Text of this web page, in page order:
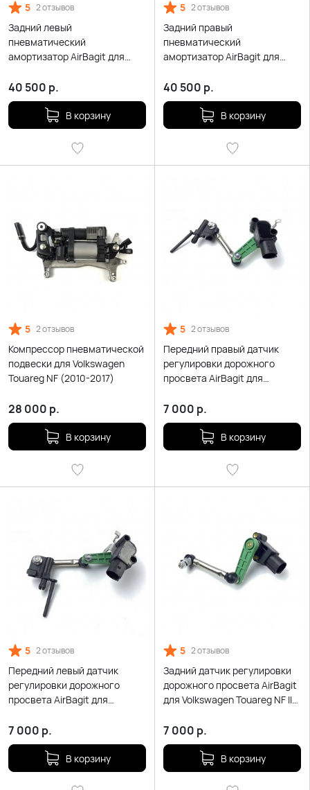
5 2 отзывов
Задний левый
пневматический
амортизатор AirBagit для
40 500 р.
В корзину
5 2 отзывов
Задний правый
пневматический
амортизатор AirBagit для
40 500 р.
В корзину
5 2 отзывов
Компрессор пневматической
подвески для Volkswagen
Touareg NF (2010-2017)
28 000 р.
В корзину
5 2 отзывов
Передний правый датчик
регулировки дорожного
просвета AirBagit для
(2010-2018)
7 000 р.
В корзину
5 2 отзывов
Передний левый датчик
регулировки дорожного
просвета AirBagit для
2018)
7 000 р.
В корзину
5 2 отзывов
Задний датчик регулировки
дорожного просвета AirBagit
для Volkswagen Touareg NF II
7 000 р.
В корзину